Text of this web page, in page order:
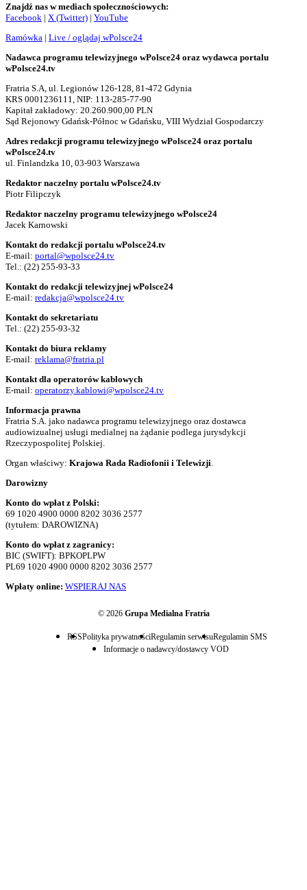
Znajdź nas w mediach społecznościowych:
Facebook | X (Twitter) | YouTube
Ramówka | Live / oglądaj wPolsce24
Nadawca programu telewizyjnego wPolsce24 oraz wydawca portalu
wPolsce24.tv
Fratria S.A, ul. Legionów 126-128, 81-472 Gdynia
KRS 0001236111, NIP: 113-285-77-90
Kapitał zakładowy: 20.260.900,00 PLN
Sąd Rejonowy Gdańsk-Północ w Gdańsku, VIII Wydział Gospodarczy
Adres redakcji programu telewizyjnego wPolsce24 oraz portalu
wPolsce24.tv
ul. Finlandzka 10, 03-903 Warszawa
Redaktor naczelny portalu wPolsce24.tv
Piotr Filipczyk
Redaktor naczelny programu telewizyjnego wPolsce24
Jacek Karnowski
Kontakt do redakcji portalu wPolsce24.tv
E-mail: portal@wpolsce24.tv
Tel.: (22) 255-93-33
Kontakt do redakcji telewizyjnej wPolsce24
E-mail: redakcja@wpolsce24.tv
Kontakt do sekretariatu
Tel.: (22) 255-93-32
Kontakt do biura reklamy
E-mail: reklama@fratria.pl
Kontakt dla operatorów kablowych
E-mail: operatorzy.kablowi@wpolsce24.tv
Informacja prawna
Fratria S.A. jako nadawca programu telewizyjnego oraz dostawca
audiowizualnej usługi medialnej na żądanie podlega jurysdykcji
Rzeczypospolitej Polskiej.
Organ właściwy: Krajowa Rada Radiofonii i Telewizji
Darowizny
Konto do wpłat z Polski:
69 1020 4900 0000 8202 3036 2577
(tytułem: DAROWIZNA)
Konto do wpłat z zagranicy:
BIC (SWIFT): BPKOPLPW
PL69 1020 4900 0000 8202 3036 2577
Wpłaty online: WSPIERAJ NAS
© 2026 Grupa Medialna Fratria
RSSPolityka prywatnościRegulamin serwisuRegulamin SMS
Informacje o nadawcy/dostawcy VOD